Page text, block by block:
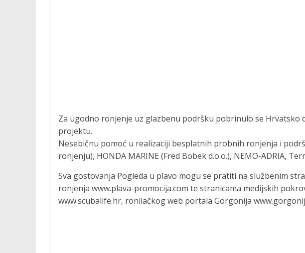
Za ugodno ronjenje uz glazbenu podršku pobrinulo se Hrvatsko
projektu.
Nesebičnu pomoć u realizaciji besplatnih probnih ronjenja i
ronjenju), HONDA MARINE (Fred Bobek d.o.o.), NEMO-ADRIA,
Sva gostovanja Pogleda u plavo mogu se pratiti na službenim
ronjenja www.plava-promocija.com te stranicama medijskih
www.scubalife.hr, ronilačkog web portala Gorgonija